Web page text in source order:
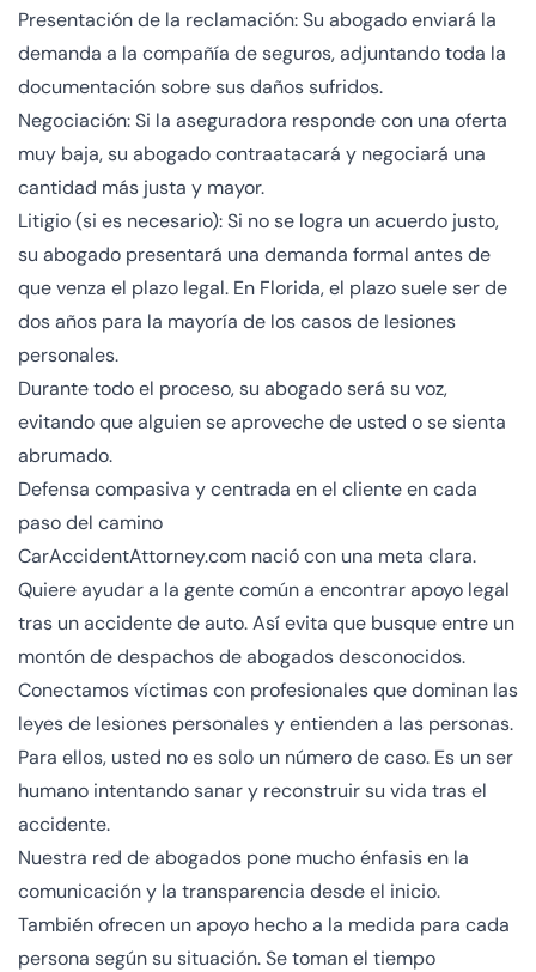
Presentación de la reclamación: Su abogado enviará la
demanda a la compañía de seguros, adjuntando toda la
documentación sobre sus daños sufridos.
Negociación: Si la aseguradora responde con una oferta
muy baja, su abogado contraatacará y negociará una
cantidad más justa y mayor.
Litigio (si es necesario): Si no se logra un acuerdo justo,
su abogado presentará una demanda formal antes de
que venza el plazo legal. En Florida, el plazo suele ser de
dos años para la mayoría de los casos de lesiones
personales.
Durante todo el proceso, su abogado será su voz,
evitando que alguien se aproveche de usted o se sienta
abrumado.
Defensa compasiva y centrada en el cliente en cada
paso del camino
CarAccidentAttorney.com nació con una meta clara.
Quiere ayudar a la gente común a encontrar apoyo legal
tras un accidente de auto. Así evita que busque entre un
montón de despachos de abogados desconocidos.
Conectamos víctimas con profesionales que dominan las
leyes de lesiones personales y entienden a las personas.
Para ellos, usted no es solo un número de caso. Es un ser
humano intentando sanar y reconstruir su vida tras el
accidente.
Nuestra red de abogados pone mucho énfasis en la
comunicación y la transparencia desde el inicio.
También ofrecen un apoyo hecho a la medida para cada
persona según su situación. Se toman el tiempo